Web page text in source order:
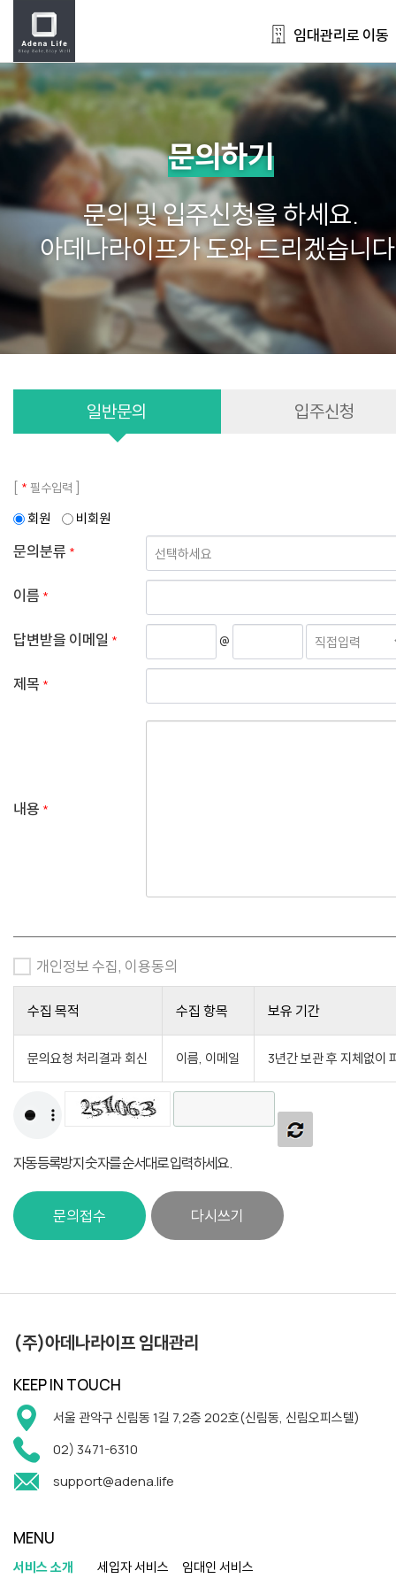
임대관리로 이동
문의하기
문의 및 입주신청을 하세요.
아데나라이프가 도와 드리겠습니
일반문의 입주신청
[ * 필수입력 ]
회원 비회원
문의분류 *
이름 *
답변받을 이메일 * @
제목 *
내용 *
개인정보 수집, 이용동의
수집 목적 수집 항목 보유 기간
문의요청 처리결과 회신 이름, 이메일 3년간 보관 후 지체없이
자동등록방지 숫자를 순서대로 입력하세요.
문의접수 다시쓰기
(주)아데나라이프 임대관리
KEEP IN TOUCH
서울 관악구 신림동 1길 7,2층 202호(신림동, 신림오피스텔)
02) 3471-6310
support@adena.life
MENU
서비스 소개 세입자 서비스
임대인 서비스